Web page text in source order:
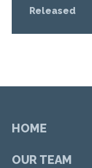
Released
HOME
OUR TEAM